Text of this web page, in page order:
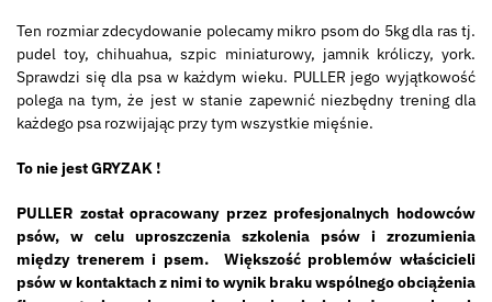
Ten rozmiar zdecydowanie polecamy mikro psom do 5kg dla ras tj.
pudel toy, chihuahua, szpic miniaturowy, jamnik króliczy, york.
Sprawdzi się dla psa w każdym wieku. PULLER jego wyjątkowość
polega na tym, że jest w stanie zapewnić niezbędny trening dla
każdego psa rozwijając przy tym wszystkie mięśnie.
To nie jest GRYZAK !
PULLER został opracowany przez profesjonalnych hodowców
psów, w celu uproszczenia szkolenia psów i zrozumienia
między trenerem i psem. Większość problemów właścicieli
psów w kontaktach z nimi to wynik braku wspólnego obciążenia